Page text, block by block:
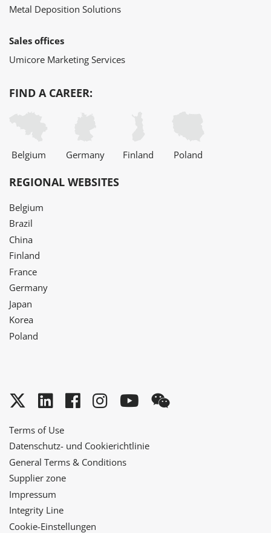
Metal Deposition Solutions
Sales offices
Umicore Marketing Services
FIND A CAREER:
Belgium Germany Finland Poland
REGIONAL WEBSITES
Belgium
Brazil
China
Finland
France
Germany
Japan
Korea
Poland
Twitter
LinkedInFacebook
Instagram
YouTube
Terms of Use
Datenschutz- und Cookierichtlinie
General Terms & Conditions
Supplier zone
Impressum
Integrity Line
Cookie-Einstellungen